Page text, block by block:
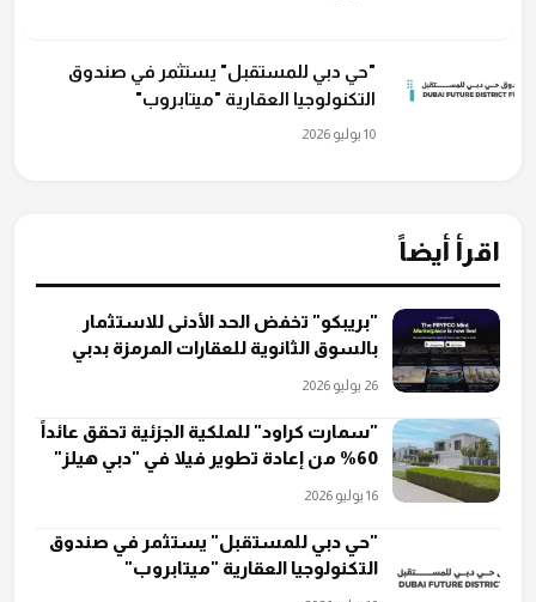
"حي دبي للمستقبل" يستثمر في صندوق
التكنولوجيا العقارية "ميتابروب"
10 يوليو 2026
اقرأ أيضاً
"بريبكو" تخفض الحد الأدنى للاستثمار
بالسوق الثانوية للعقارات المرمزة بدبي
26 يوليو 2026
"سمارت كراود" للملكية الجزئية تحقق عائداً
60% من إعادة تطوير فيلا في "دبي هيلز"
16 يوليو 2026
"حي دبي للمستقبل" يستثمر في صندوق
التكنولوجيا العقارية "ميتابروب"